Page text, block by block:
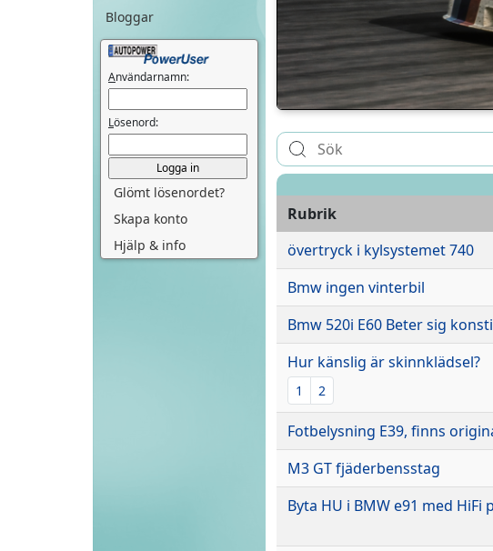
Bloggar
Användarnamn:
Lösenord:
Glömt lösenordet?
Skapa konto
Hjälp & info
Rubrik
övertryck i kylsystemet 740
Bmw ingen vinterbil
Bmw 520i E60 Beter sig
Hur känslig är skinnklädsel?
1 2
Fotbelysning E39, finns
M3 GT fjäderbensstag
Byta HU i BMW e91 med